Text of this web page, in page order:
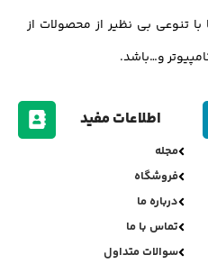
تنوعی بی نظیر از محصولات از
و…باشد.
اطلاعات مفید
مجله
فروشگاه
درباره ما
تماس با ما
سوالات متداول